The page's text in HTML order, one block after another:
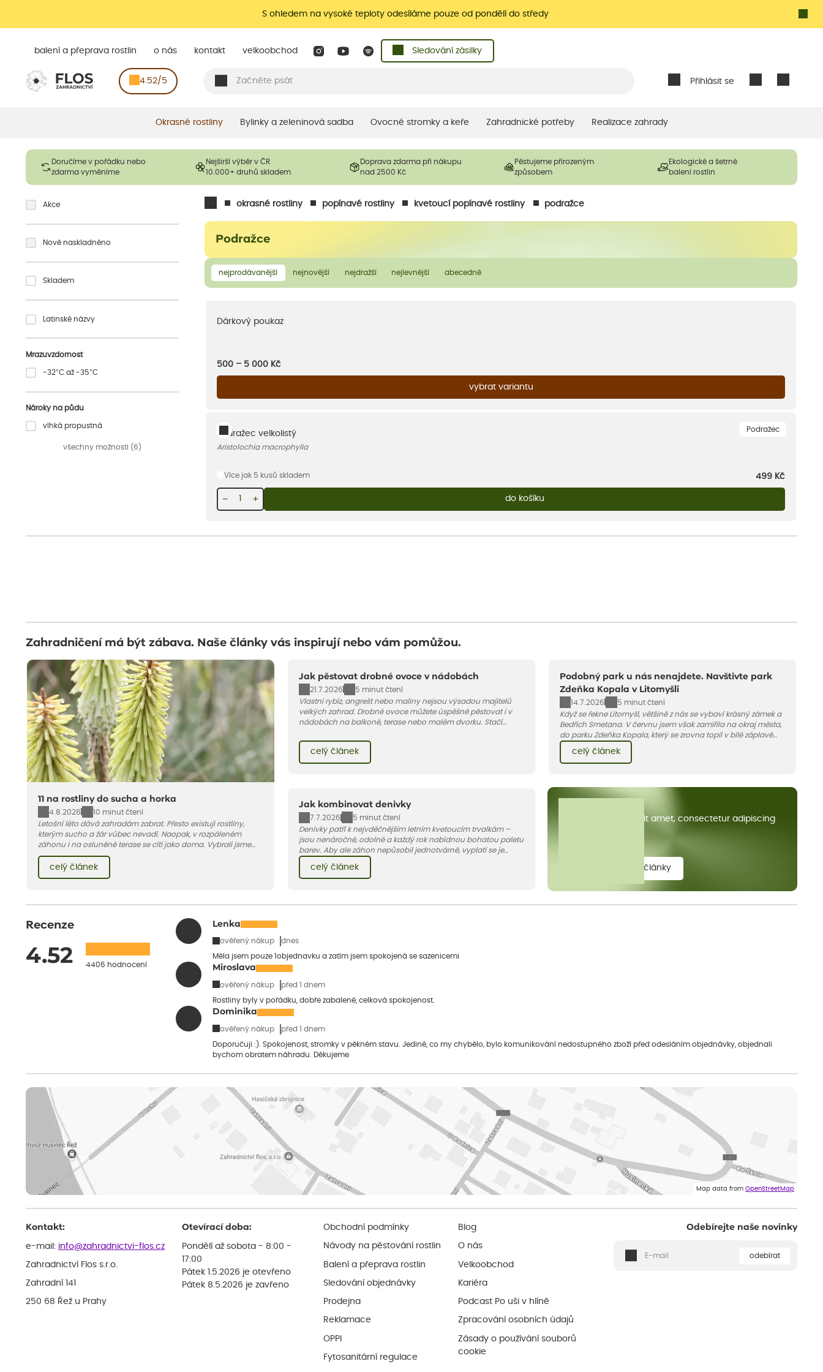
S ohledem na vysoké teploty odesíláme pouze od pondělí do středy
Přihlásit se
balení a přeprava rostlin o nás kontakt velkoobchod Sledování zásilky
4.52/5
Okrasné rostliny Bylinky a zeleninová sadba Ovocné stromky a keře Zahradnické potřeby Realizace zahrady
Doručíme v pořádku nebo
zdarma vyměníme
Nejširší výběr v ČR
10.000+ druhů skladem
Doprava zdarma při nákupu
nad 2500 Kč
Pěstujeme přirozeným
způsobem
Ekologické a šetrné
balení rostlin
okrasné rostliny popínavé rostliny kvetoucí popínavé rostliny podražce
Podražce
nejprodávanější nejnovější nejdražší nejlevnější abecedně
Akce
Nově naskladněno
Skladem
Latinské názvy
Mrazuvzdornost
-32°C až -35°C
Nároky na půdu
vlhká propustná
všechny možnosti (6)
Dárkový poukaz
500 – 5 000 Kč
vybrat variantu
Podražec
Podražec velkolistý
Aristolochia macrophylla
Více jak 5 kusů skladem 499 Kč
+
− do košíku
Zahradničení má být zábava. Naše články vás inspirují nebo vám pomůžou.
11 na rostliny do sucha a horka
4.8.2026
10 minut čtení
Letošní léto dává zahradám zabrat. Přesto existují rostliny,
kterým sucho a žár vůbec nevadí. Naopak, v rozpáleném
záhonu i na osluněné terase se cítí jako doma. Vybrali jsme
pro vás 11 tipů na odolné druhy, které zvládnou horké a suché
léto bez pravidelné zálivky. Pojďme se podívat, které to jsou.
celý článek
Jak pěstovat drobné ovoce v nádobách
21.7.2026
5 minut čtení
Vlastní rybíz, angrešt nebo maliny nejsou výsadou majitelů
velkých zahrad. Drobné ovoce můžete úspěšně pěstovat i v
nádobách na balkoně, terase nebo malém dvorku. Stačí
pár základních pravidel. V tomto článku vám poradíme, jak na
celý článek
Podobný park u nás nenajdete. Navštivte park
Zdeňka Kopala v Litomyšli
14.7.2026
5 minut čtení
Když se řekne Litomyšl, většině z nás se vybaví krásný zámek a
Bedřich Smetana. V červnu jsem však zamířila na okraj města,
do parku Zdeňka Kopala, který se zrovna topil v bílé záplavě
kvetoucích kopretin. Fotky řeknou víc než slova, přidávám k
nim pár řádků o tom, jak tento jedinečný kus krajiny vznikl.
celý článek
Jak kombinovat denivky
7.7.2026
5 minut čtení
Denivky patří k nejvděčnějším letním kvetoucím trvalkám –
jsou nenáročné, odolné a každý rok nabídnou bohatou paletu
barev. Aby ale záhon nepůsobil jednotvárně, vyplatí se je
jakými trvalkami a travinami denivky nejlépe ladí.
celý článek
Lorem ipsum dolor sit amet, consectetur adipiscing
zobrazit všechny články
Recenze
4.52 4406 hodnocení
Lenka
ověřený nákup dnes
Měla jsem pouze 1objednavku a zatím jsem spokojená se sazenicemi
Miroslava
ověřený nákup před 1 dnem
Rostliny byly v pořádku, dobře zabalené, celková spokojenost.
Dominika
ověřený nákup před 1 dnem
Doporučuji :). Spokojenost, stromky v pěkném stavu. Jediné, co my chybělo, bylo komunikování nedostupného zboží před odesláním objednávky, objednali
bychom obratem náhradu. Děkujeme
Map data from OpenStreetMap
Kontakt:
e-mail: info@zahradnictvi-flos.cz
Zahradnictví Flos s.r.o.
Zahradní 141
250 68 Řež u Prahy
Otevírací doba:
Pondělí až sobota - 8:00 -
17:00
Pátek 1.5.2026 je otevřeno
Pátek 8.5.2026 je zavřeno
Obchodní podmínky
Návody na pěstování rostlin
Balení a přeprava rostlin
Sledování objednávky
Prodejna
Reklamace
OPPI
Fytosanitární regulace
Blog
O nás
Velkoobchod
Kariéra
Podcast Po uši v hlíně
Zpracování osobních údajů
Zásady o používání souborů
cookie
Odebírejte naše novinky
odebírat